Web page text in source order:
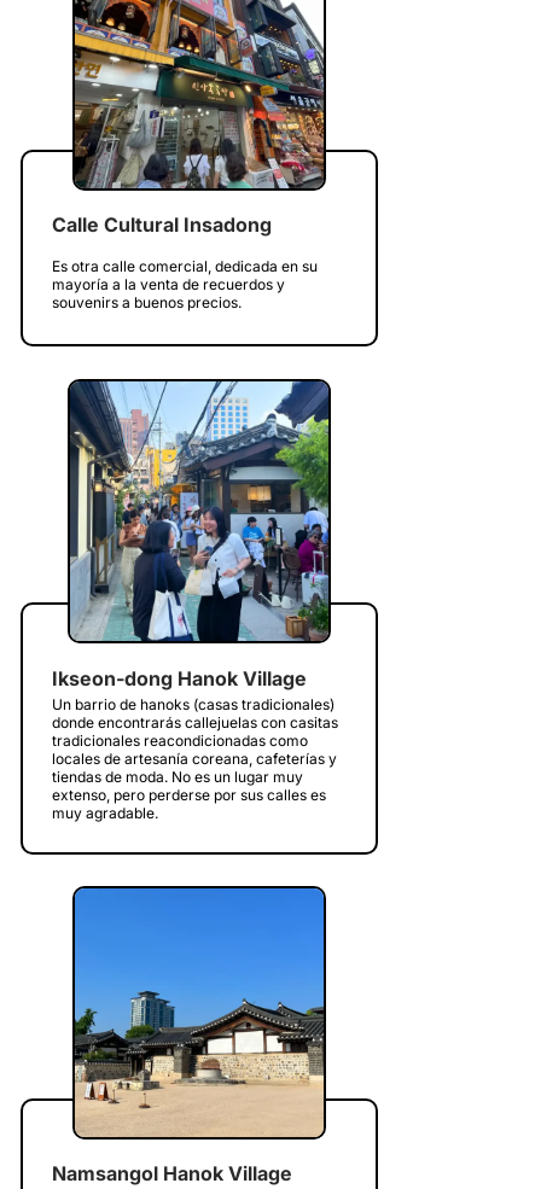
Calle Cultural Insadong
Es otra calle comercial, dedicada en su
mayoría a la venta de recuerdos y
souvenirs a buenos precios.
Ikseon-dong Hanok Village
Un barrio de hanoks (casas tradicionales)
donde encontrarás callejuelas con casitas
tradicionales reacondicionadas como
locales de artesanía coreana, cafeterías y
tiendas de moda. No es un lugar muy
extenso, pero perderse por sus calles es
muy agradable.
Namsangol Hanok Village